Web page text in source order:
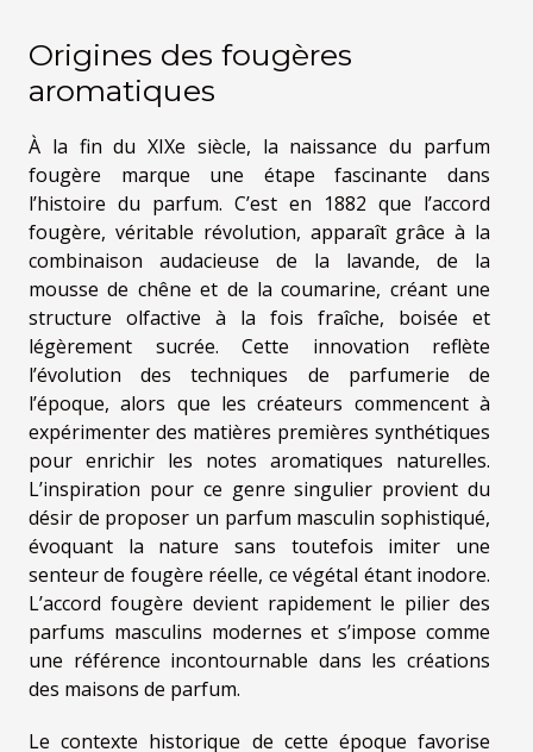
Origines des fougères
aromatiques
À la fin du XIXe siècle, la naissance du parfum
fougère marque une étape fascinante dans
l’histoire du parfum. C’est en 1882 que l’accord
fougère, véritable révolution, apparaît grâce à la
combinaison audacieuse de la lavande, de la
mousse de chêne et de la coumarine, créant une
structure olfactive à la fois fraîche, boisée et
légèrement sucrée. Cette innovation reflète
l’évolution des techniques de parfumerie de
l’époque, alors que les créateurs commencent à
expérimenter des matières premières synthétiques
pour enrichir les notes aromatiques naturelles.
L’inspiration pour ce genre singulier provient du
désir de proposer un parfum masculin sophistiqué,
évoquant la nature sans toutefois imiter une
senteur de fougère réelle, ce végétal étant inodore.
L’accord fougère devient rapidement le pilier des
parfums masculins modernes et s’impose comme
une référence incontournable dans les créations
des maisons de parfum.
Le contexte historique de cette époque favorise